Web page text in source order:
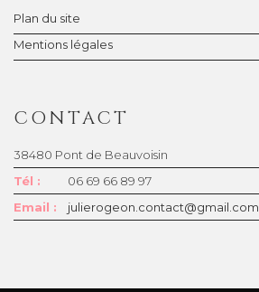
Plan du site
Mentions légales
CONTACT
38480 Pont de Beauvoisin
Tél :
06 69 66 89 97
Email :
julierogeon.contact@gmail.com